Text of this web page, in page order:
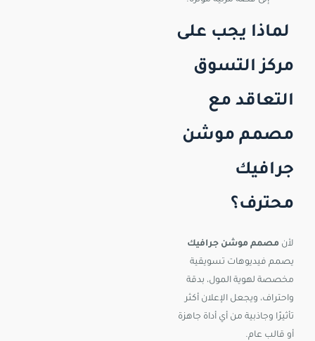
لماذا يجب على
مركز التسوق
التعاقد مع
مصمم موشن
جرافيك
محترف؟
لأن مصمم موشن جرافيك
يصمم فيديوهات تسويقية
مخصصة لهوية المول، بدقة
واحتراف، ويجعل الإعلان أكثر
تأثيرًا وجاذبية من أي أداة جاهزة
أو قالب عام.